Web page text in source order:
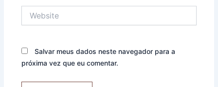
Salvar meus dados neste navegador para a
próxima vez que eu comentar.